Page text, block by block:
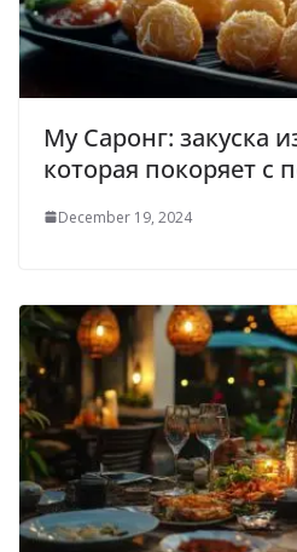
Му Саронг: закуска
которая покоряет с
December 19, 2024